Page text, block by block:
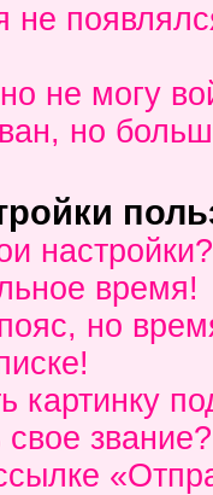
не
не могу
но
настройки?
время!
но
картинку
звание?